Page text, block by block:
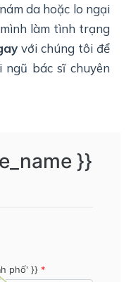
da hoặc lo ngại
làm tình trạng
với chúng tôi để
bác sĩ chuyên